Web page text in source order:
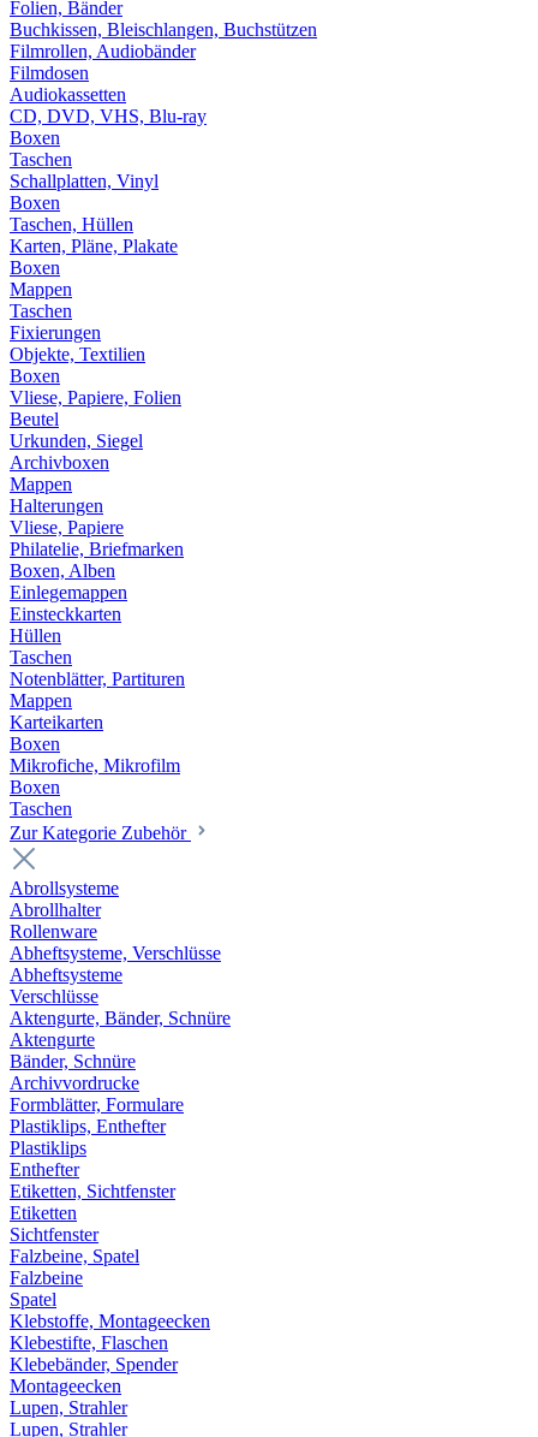
Folien, Bänder
Buchkissen, Bleischlangen, Buchstützen
Filmrollen, Audiobänder
Filmdosen
Audiokassetten
CD, DVD, VHS, Blu-ray
Boxen
Taschen
Schallplatten, Vinyl
Boxen
Taschen, Hüllen
Karten, Pläne, Plakate
Boxen
Mappen
Taschen
Fixierungen
Objekte, Textilien
Boxen
Vliese, Papiere, Folien
Beutel
Urkunden, Siegel
Archivboxen
Mappen
Halterungen
Vliese, Papiere
Philatelie, Briefmarken
Boxen, Alben
Einlegemappen
Einsteckkarten
Hüllen
Taschen
Notenblätter, Partituren
Mappen
Karteikarten
Boxen
Mikrofiche, Mikrofilm
Boxen
Taschen
Zur Kategorie Zubehör
Abrollsysteme
Abrollhalter
Rollenware
Abheftsysteme, Verschlüsse
Abheftsysteme
Verschlüsse
Aktengurte, Bänder, Schnüre
Aktengurte
Bänder, Schnüre
Archivvordrucke
Formblätter, Formulare
Plastiklips, Enthefter
Plastiklips
Enthefter
Etiketten, Sichtfenster
Etiketten
Sichtfenster
Falzbeine, Spatel
Falzbeine
Spatel
Klebstoffe, Montageecken
Klebestifte, Flaschen
Klebebänder, Spender
Montageecken
Lupen, Strahler
Lupen, Strahler